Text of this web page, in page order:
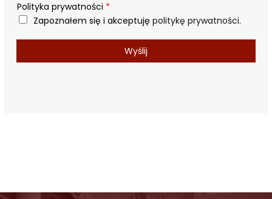
Polityka prywatności *
Zapoznałem się i akceptuję politykę prywatności.
Wyślij